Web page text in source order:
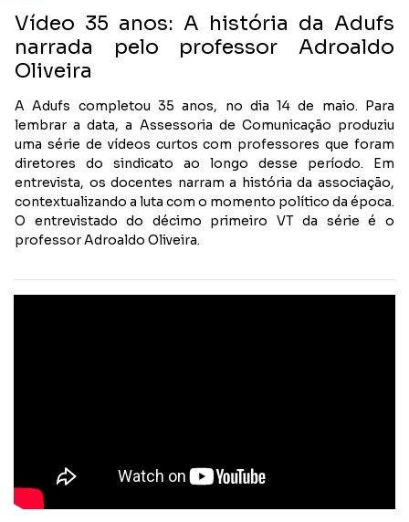
Vídeo 35 anos: A história da Adufs
narrada pelo professor Adroaldo
Oliveira
A Adufs completou 35 anos, no dia 14 de maio. Para
lembrar a data, a Assessoria de Comunicação produziu
uma série de vídeos curtos com professores que foram
diretores do sindicato ao longo desse período. Em
entrevista, os docentes narram a história da associação,
contextualizando a luta com o momento político da época.
O entrevistado do décimo primeiro VT da série é o
professor Adroaldo Oliveira.